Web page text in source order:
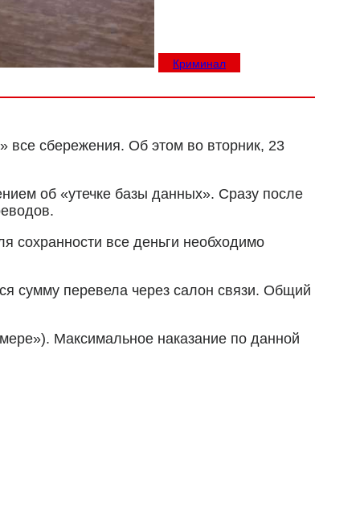
Криминал
все сбережения. Об этом во вторник, 23
об «утечке базы данных». Сразу после
сохранности все деньги необходимо
сумму перевела через салон связи. Общий
Максимальное наказание по данной